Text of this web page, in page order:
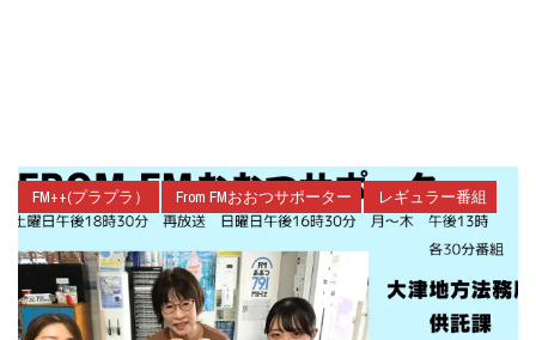
FM++(プラプラ） From FMおおつサポーター レギュラー番組